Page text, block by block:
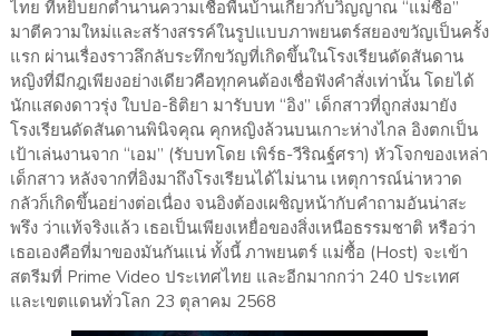
ไทย ที่หยิบยกตำนานความเชื่อพื้นบ้านเกี่ยวกับวิญญาณ “แม่ซื้อ”
มาตีความใหม่และสร้างสรรค์ในรูปแบบภาพยนตร์สยองขวัญเป็นครั้ง
แรก ผ่านเรื่องราวลึกลับระทึกขวัญที่เกิดขึ้นในโรงเรียนดัดสันดาน
หญิงที่มีกฎเพียงอย่างเดียวคือทุกคนต้องเชื่อฟังคำสั่งเท่านั้น โดยได้
นักแสดงดาวรุ่ง ใบปอ-ธิติยา มารับบท “อิง” เด็กสาวที่ถูกส่งมายัง
โรงเรียนดัดสันดานพินิจคุณ คุกหญิงล้วนบนเกาะห่างไกล อิงตกเป็น
เป้าเล่นงานจาก “เอม” (รับบทโดย เพิร์ธ-วีริณฐ์ศรา) หัวโจกของเหล่า
เด็กสาว หลังจากที่อิงมาถึงโรงเรียนได้ไม่นาน เหตุการณ์น่าหวาด
กลัวก็เกิดขึ้นอย่างต่อเนื่อง จนอิงต้องเผชิญหน้ากับคำถามอันน่าสะ
พรึง ว่าแท้จริงแล้ว เธอเป็นเพียงเหยื่อของสิ่งเหนือธรรมชาติ หรือว่า
เธอเองคือที่มาของมันกันแน่ ทั้งนี้ ภาพยนตร์ แม่ซื้อ (Host) จะเข้า
สตรีมที่ Prime Video ประเทศไทย และอีกมากกว่า 240 ประเทศ
และเขตแดนทั่วโลก 23 ตุลาคม 2568